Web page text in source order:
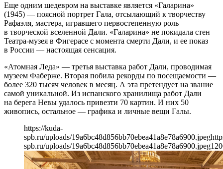
Еще одним шедевром на выставке является «Галарина»
(1945) — поясной портрет Гала, отсылающий к творчеству
Рафаэля, мастера, игравшего первостепенную роль
в творческой вселенной Дали. «Галарина» не покидала стен
Театра-музея в Фигерасе с момента смерти Дали, и ее показ
в России — настоящая сенсация.
«Атомная Леда» — третья выставка работ Дали, проводимая
музеем Фаберже. Вторая побила рекорды по посещаемости —
более 320 тысяч человек в месяц. А эта претендует на звание
самой уникальной. Из испанского хранилища работ Дали
на берега Невы удалось привезти 70 картин. И них 50
живопись, остальное — графика и личные вещи Галы.
https://kuda-
spb.ru/uploads/19a6bc48d856bb70ebea41a8e78a6900.jpeg
spb.ru/uploads/19a6bc48d856bb70ebea41a8e78a6900.jpeg